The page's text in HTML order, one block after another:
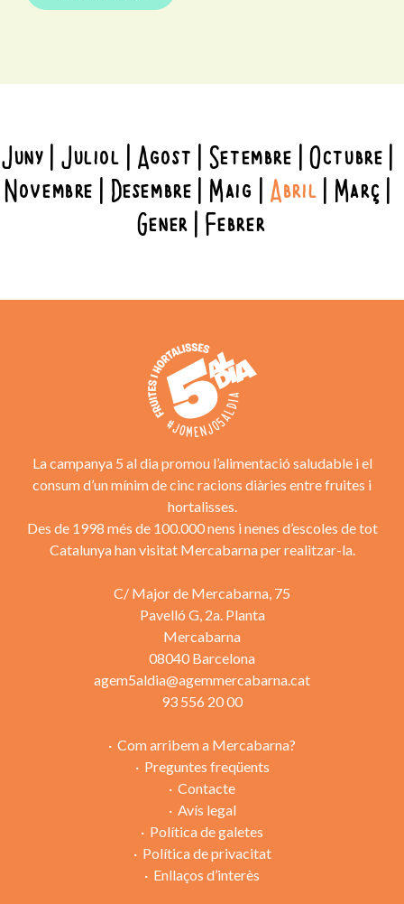
Juny Juliol Agost Setembre Octubre
Novembre Desembre Maig Abril Març
Gener Febrer
La campanya 5 al dia promou l’alimentació saludable i el
consum d’un mínim de cinc racions diàries entre fruites i
hortalisses.
Des de 1998 més de 100.000 nens i nenes d’escoles de tot
Catalunya han visitat Mercabarna per realitzar-la.
C/ Major de Mercabarna, 75
Pavelló G, 2a. Planta
Mercabarna
08040 Barcelona
agem5aldia@agemmercabarna.cat
93 556 20 00
Com arribem a Mercabarna?
Preguntes freqüents
Contacte
Avís legal
Política de galetes
Política de privacitat
Enllaços d’interès